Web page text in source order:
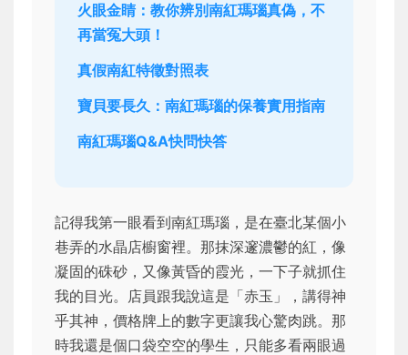
火眼金睛：教你辨別南紅瑪瑙真偽，不
再當冤大頭！
真假南紅特徵對照表
寶貝要長久：南紅瑪瑙的保養實用指南
南紅瑪瑙Q&A快問快答
記得我第一眼看到南紅瑪瑙，是在臺北某個小
巷弄的水晶店櫥窗裡。那抹深邃濃鬱的紅，像
凝固的硃砂，又像黃昏的霞光，一下子就抓住
我的目光。店員跟我說這是「赤玉」，講得神
乎其神，價格牌上的數字更讓我心驚肉跳。那
時我還是個口袋空空的學生，只能多看兩眼過